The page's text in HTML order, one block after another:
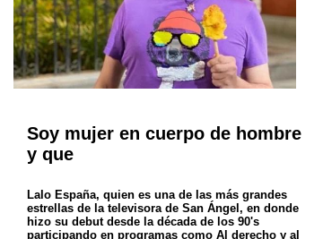
Soy mujer en cuerpo de hombre
y que
Lalo España, quien es una de las más grandes
estrellas de la televisora de San Ángel, en donde
hizo su debut desde la década de los 90's
participando en programas como Al derecho y al